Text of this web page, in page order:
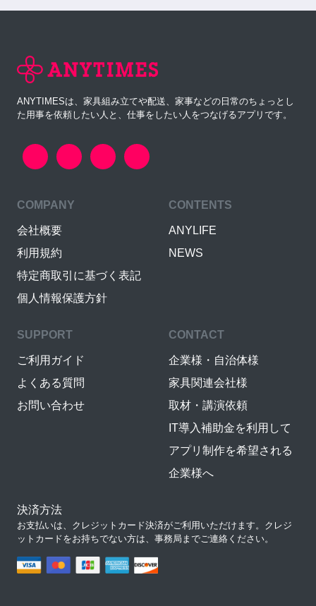
ANYTIMESは、家具組み立てや配送、家事などの日常のちょっとし
た用事を依頼したい人と、仕事をしたい人をつなげるアプリです。
COMPANY
会社概要
利用規約
特定商取引に基づく表記
個人情報保護方針
CONTENTS
ANYLIFE
NEWS
SUPPORT
ご利用ガイド
よくある質問
お問い合わせ
CONTACT
企業様・自治体様
家具関連会社様
取材・講演依頼
IT導入補助金を利用して
アプリ制作を希望される
企業様へ
決済方法
お支払いは、クレジットカード決済がご利用いただけます。クレジ
ットカードをお持ちでない方は、事務局までご連絡ください。